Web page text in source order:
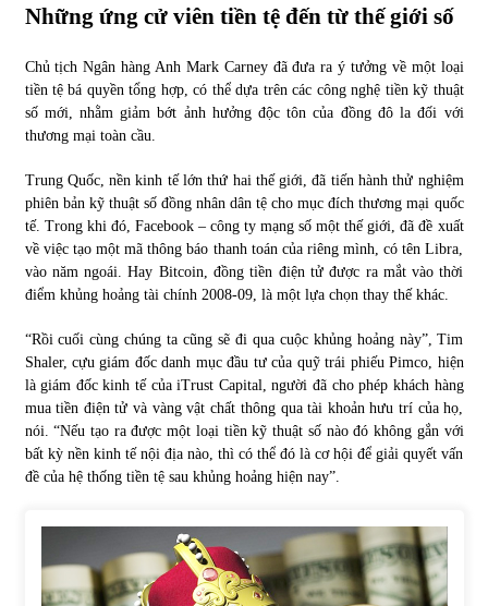
Những ứng cử viên tiền tệ đến từ thế giới số
Chủ tịch Ngân hàng Anh Mark Carney đã đưa ra ý tưởng về một loại
tiền tệ bá quyền tổng hợp, có thể dựa trên các công nghệ tiền kỹ thuật
số mới, nhằm giảm bớt ảnh hưởng độc tôn của đồng đô la đối với
thương mại toàn cầu.
Trung Quốc, nền kinh tế lớn thứ hai thế giới, đã tiến hành thử nghiệm
phiên bản kỹ thuật số đồng nhân dân tệ cho mục đích thương mại quốc
tế. Trong khi đó, Facebook – công ty mạng số một thế giới, đã đề xuất
về việc tạo một mã thông báo thanh toán của riêng mình, có tên Libra,
vào năm ngoái. Hay Bitcoin, đồng tiền điện tử được ra mắt vào thời
điểm khủng hoảng tài chính 2008-09, là một lựa chọn thay thế khác.
“Rồi cuối cùng chúng ta cũng sẽ đi qua cuộc khủng hoảng này”, Tim
Shaler, cựu giám đốc danh mục đầu tư của quỹ trái phiếu Pimco, hiện
là giám đốc kinh tế của iTrust Capital, người đã cho phép khách hàng
mua tiền điện tử và vàng vật chất thông qua tài khoản hưu trí của họ,
nói. “Nếu tạo ra được một loại tiền kỹ thuật số nào đó không gắn với
bất kỳ nền kinh tế nội địa nào, thì có thể đó là cơ hội để giải quyết vấn
đề của hệ thống tiền tệ sau khủng hoảng hiện nay”.